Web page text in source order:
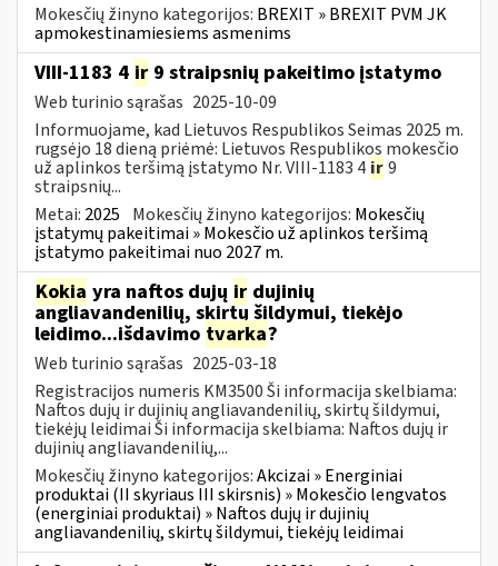
Mokesčių žinyno kategorijos: BREXIT » BREXIT PVM JK
apmokestinamiesiems asmenims
VIII-1183 4 ir 9 straipsnių pakeitimo įstatymo
Web turinio sąrašas 2025-10-09
Informuojame, kad Lietuvos Respublikos Seimas 2025 m.
rugsėjo 18 dieną priėmė: Lietuvos Respublikos mokesčio
už aplinkos teršimą įstatymo Nr. VIII-1183 4 ir9
straipsnių...
Metai: 2025 Mokesčių žinyno kategorijos: Mokesčių
įstatymų pakeitimai » Mokesčio už aplinkos teršimą
įstatymo pakeitimai nuo 2027 m.
Kokia yra naftos dujų ir dujinių
angliavandenilių, skirtų šildymui, tiekėjo
leidimo...išdavimo tvarka?
Web turinio sąrašas 2025-03-18
Registracijos numeris KM3500 Ši informacija skelbiama:
Naftos dujų ir dujinių angliavandenilių, skirtų šildymui,
tiekėjų leidimai Ši informacija skelbiama: Naftos dujų ir
dujinių angliavandenilių,...
Mokesčių žinyno kategorijos:Akcizai » Energiniai
produktai (II skyriaus III skirsnis) » Mokesčio lengvatos
(energiniai produktai) » Naftos dujų ir dujinių
angliavandenilių, skirtų šildymui, tiekėjų leidimai